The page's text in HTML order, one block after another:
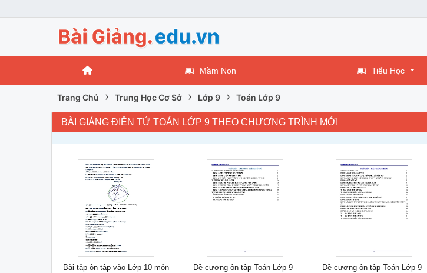
Mầm Non Tiểu Học
Trang Chủ › Trung Học Cơ Sở › Lớp 9 › Toán Lớp 9
BÀI GIẢNG ĐIỆN TỬ TOÁN LỚP 9 THEO CHƯƠNG TRÌNH MỚI
Bài tập ôn tập vào Lớp 10 môn
Đề cương ôn tập Toán Lớp 9 -
Đề cương ôn tập Toán Lớp 9 -